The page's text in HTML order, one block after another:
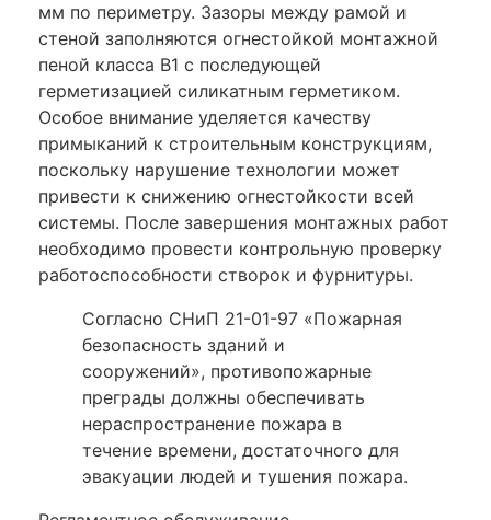
мм по периметру. Зазоры между рамой и
стеной заполняются огнестойкой монтажной
пеной класса В1 с последующей
герметизацией силикатным герметиком.
Особое внимание уделяется качеству
примыканий к строительным конструкциям,
поскольку нарушение технологии может
привести к снижению огнестойкости всей
системы. После завершения монтажных работ
необходимо провести контрольную проверку
работоспособности створок и фурнитуры.
Согласно СНиП 21-01-97 «Пожарная
безопасность зданий и
сооружений», противопожарные
преграды должны обеспечивать
нераспространение пожара в
течение времени, достаточного для
эвакуации людей и тушения пожара.